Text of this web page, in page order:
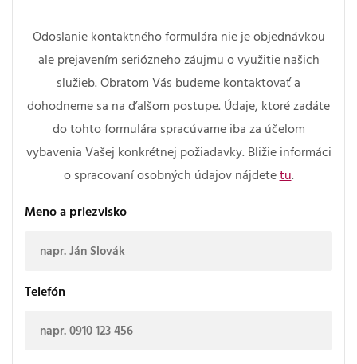
Odoslanie kontaktného formulára nie je objednávkou
ale prejavením seriózneho záujmu o využitie našich
služieb. Obratom Vás budeme kontaktovať a
dohodneme sa na ďalšom postupe. Údaje, ktoré zadáte
do tohto formulára spracúvame iba za účelom
vybavenia Vašej konkrétnej požiadavky. Bližie informáci
o spracovaní osobných údajov nájdete tu.
Meno a priezvisko
Telefón